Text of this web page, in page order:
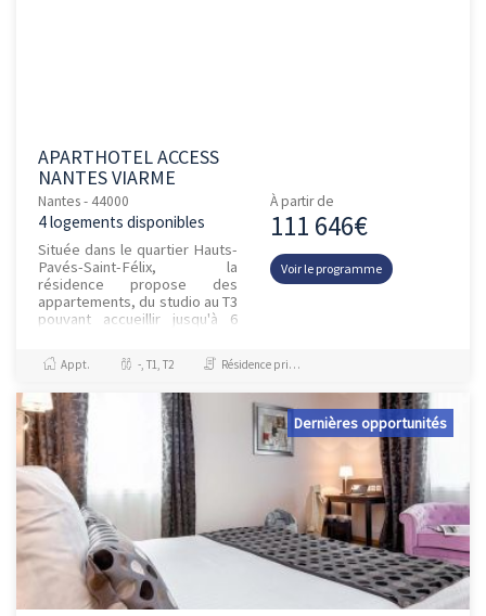
APARTHOTEL ACCESS
NANTES VIARME
Nantes - 44000
4 logements disponibles
Située dans le quartier Hauts-
Pavés-Saint-Félix, la
résidence propose des
appartements, du studio au T3
pouvant accueillir jusqu'à 6
petit-déjeuner. L'étab...
À partir de
111 646€
Voir le programme
Appt. -, T1, T2 Résidence principale / PTZ, Investissement et Défiscalisation
Dernières opportunités